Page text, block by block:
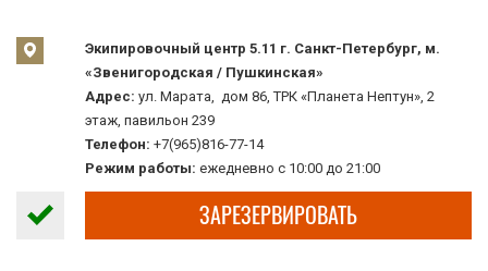
Экипировочный центр 5.11 г. Санкт-Петербург, м.
«Звенигородская / Пушкинская»
Адрес: ул. Марата, дом 86, ТРК «Планета Нептун», 2
этаж, павильон 239
Телефон: +7(965)816-77-14
Режим работы: ежедневно с 10:00 до 21:00
ЗАРЕЗЕРВИРОВАТЬ